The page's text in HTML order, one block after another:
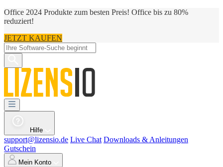
Office 2024 Produkte zum besten Preis! Office bis zu 80%
reduziert!
JETZT KAUFEN
Hilfe
support@lizensio.de Live Chat Downloads & Anleitungen
Gutschein
Mein Konto